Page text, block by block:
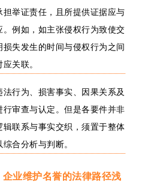
担举证责任，且所提供证据应与
例如，如主张侵权行为致使交
损失发生 的时间与侵权行为之间
关联。
行为、损害事实、因果关系及
审查与认定。但是各要件并非
联系与事实交织，须置于整体
合分析与判断。
企业维护名誉的法律路径浅